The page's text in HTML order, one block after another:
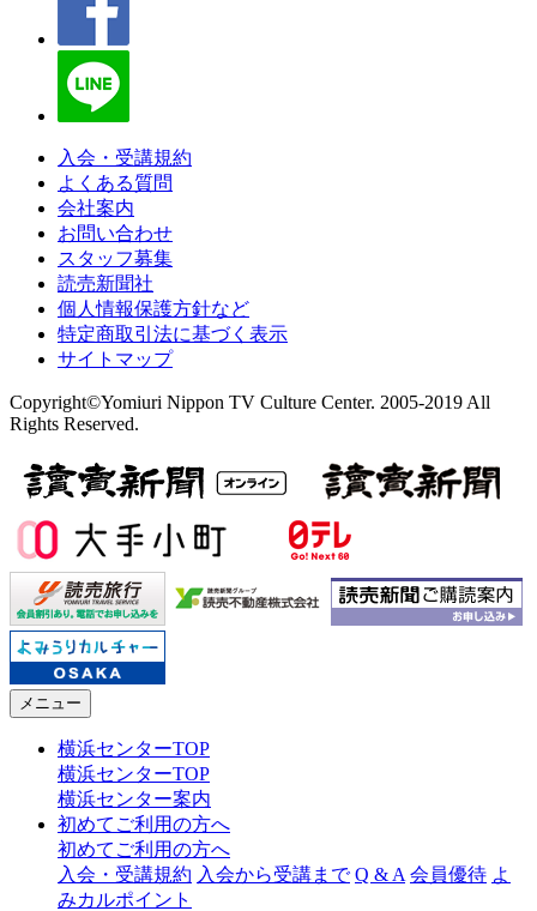
入会・受講規約
よくある質問
会社案内
お問い合わせ
スタッフ募集
読売新聞社
個人情報保護方針など
特定商取引法に基づく表示
サイトマップ
Copyright©Yomiuri Nippon TV Culture Center. 2005-2019 All
Rights Reserved.
メニュー
横浜センターTOP
横浜センターTOP
横浜センター案内
初めてご利用の方へ
初めてご利用の方へ
入会・受講規約 入会から受講まで Q & A 会員優待 よ
みカルポイント